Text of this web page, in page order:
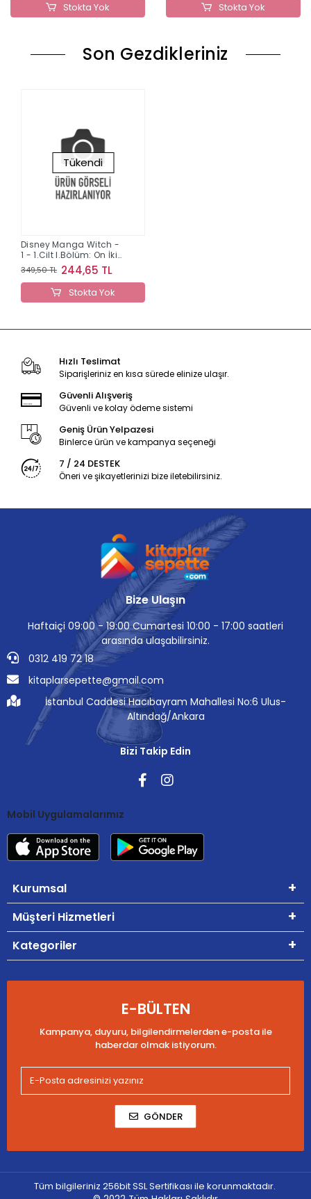
Stokta Yok Stokta Yok
Son Gezdikleriniz
Tükendi
Disney Manga Witch -
1 - 1.Cilt I.Bölüm: On İki
Geçit
349,50 TL 244,65 TL
Stokta Yok
Hızlı Teslimat
Siparişleriniz en kısa sürede elinize ulaşır.
Güvenli Alışveriş
Güvenli ve kolay ödeme sistemi
Geniş Ürün Yelpazesi
Binlerce ürün ve kampanya seçeneği
7 / 24 DESTEK
Öneri ve şikayetlerinizi bize iletebilirsiniz.
Bize Ulaşın
Haftaiçi 09:00 - 19:00 Cumartesi 10:00 - 17:00 saatleri
arasında ulaşabilirsiniz.
0312 419 72 18
kitaplarsepette@gmail.com
İstanbul Caddesi Hacıbayram Mahallesi No:6 Ulus-
Altındağ/Ankara
Bizi Takip Edin
Mobil Uygulamalarımız
Kurumsal
Müşteri Hizmetleri
Kategoriler
E-BÜLTEN
Kampanya, duyuru, bilgilendirmelerden e-posta ile
haberdar olmak istiyorum.
GÖNDER
Tüm bilgileriniz 256bit SSL Sertifikası ile korunmaktadır.